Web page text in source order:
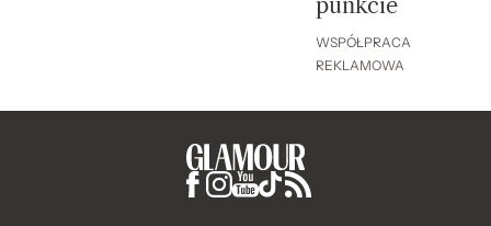
WSPÓŁPRACA
REKLAMOWA